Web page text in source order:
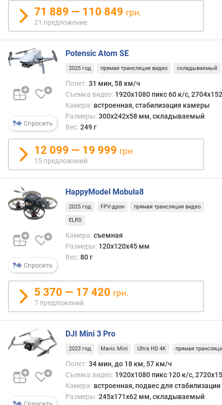
е
м
а
/
с
н
ж
е
я
м
/
ч
)
с
о
р
и
в
л
е
н
и
е
в
р
у
71 889 — 110 849 грн.
21 предложение
Спросить
Potensic Atom SE
2025 год прямая трансляция видео складываемый
Полет: 31 мин, 58 км/ч
Съемка видео: 1920x1080 пикс 60 к/с,
Камера: встроенная, cтабилизация камеры
Размеры: 300x242x58 мм, складываемый
Вес: 249 г
12 099 — 19 999 грн.
15 предложений
Спросить
HappyModel Mobula8
2025 год FPV-дрон прямая трансляция видео
ELRS
Камера: съемная
Размеры: 120x120x45 мм
Вес: 80 г
5 370 — 17 420 грн.
7 предложений
DJI Mini 3 Pro
2023 год Mavic Mini Ultra HD 4K прямая
Полет: 34 мин, до 18 км, 57 км/ч
Съемка видео: 1920x1080 пикс 120 к/с,
Камера: встроенная, подвес для стабилизации
Размеры: 245х171х62 мм, складываемый